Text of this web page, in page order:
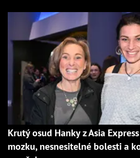
Krutý osud Hanky z Asia
mozku, nesnesitelné bolesti a